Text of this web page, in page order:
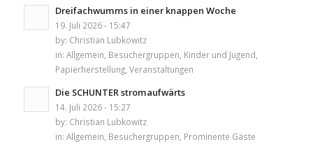
Dreifachwumms in einer knappen Woche
19. Juli 2026 - 15:47
by: Christian Lubkowitz
in: Allgemein Besuchergruppen Kinder und Jugend
Papierherstellung, Veranstaltungen
Die SCHUNTER stromaufwärts
14. Juli 2026 - 15:27
by: Christian Lubkowitz
in: Allgemein Besuchergruppen Prominente Gäste